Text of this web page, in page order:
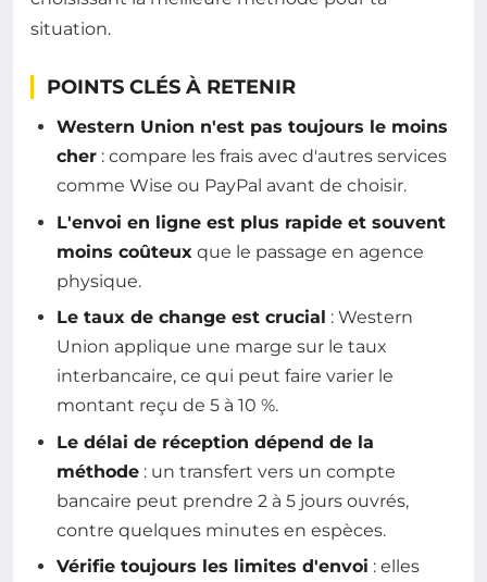
situation.
POINTS CLÉS À RETENIR
Western Union n'est pas toujours le moins
cher : compare les frais avec d'autres services
comme Wise ou PayPal avant de choisir.
L'envoi en ligne est plus rapide et souvent
moins coûteux que le passage en agence
physique.
Le taux de change est crucial : Western
Union applique une marge sur le taux
interbancaire, ce qui peut faire varier le
montant reçu de 5 à 10 %.
Le délai de réception dépend de la
méthode : un transfert vers un compte
bancaire peut prendre 2 à 5 jours ouvrés,
contre quelques minutes en espèces.
Vérifie toujours les limites d'envoi : elles